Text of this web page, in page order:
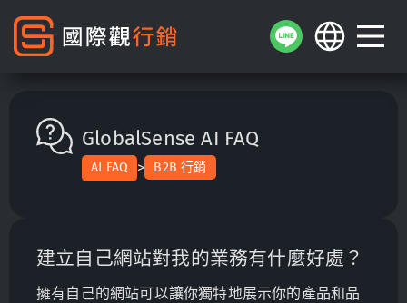
GlobalSense AI FAQ
AI FAQ > B2B 行銷
建立自己網站對我的業務有什麼好處？
擁有自己的網站可以讓你獨特地展示你的產品和品